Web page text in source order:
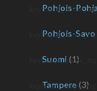
Pohjois-
Pohjois-Savo
Suomi (1)
Tampere (3)